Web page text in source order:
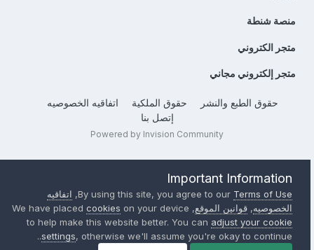
منصة شنطة
متجر الكتروني
متجر إلكتروني مجاني
حقوق الطبع والنشر حقوق الملكية
اتفاقيه الخصوصيه
إتصل بنا
Powered by Invision Community
Important Information
By using this site, you agree to ourTerms of Use
, اتفاقيه
الخصوصيه, قوانين الموقع, We have placed
cookies on your device
to help make this website better. You canadjust your cookie
settings , otherwise we'll assume you're okay to continue..